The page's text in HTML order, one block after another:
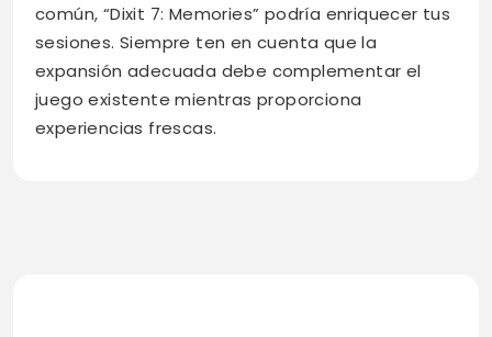
común, “Dixit 7: Memories” podría enriquecer tus
sesiones. Siempre ten en cuenta que la
expansión adecuada debe complementar el
juego existente mientras proporciona
experiencias frescas.